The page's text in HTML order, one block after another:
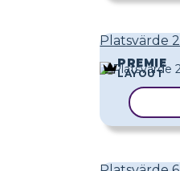
Platsvärde 2
PREMIE
LAYOUT